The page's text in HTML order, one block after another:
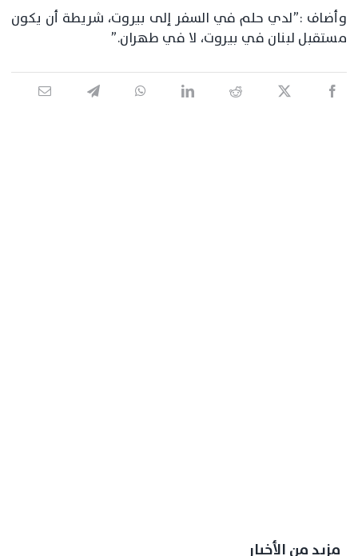
وأضاف :”لدي حلم في السفر إلى بيروت، شريطة أن يكون
مستقبل لبنان في بيروت، لا في طهران.”
مزيد من الأخبار